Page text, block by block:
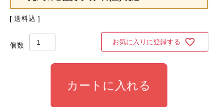
送料込
お気に入りに登録する
カートに入れる